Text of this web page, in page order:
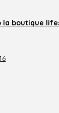
la boutique